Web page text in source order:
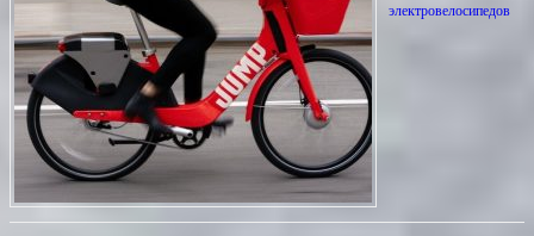
электровелосипедов